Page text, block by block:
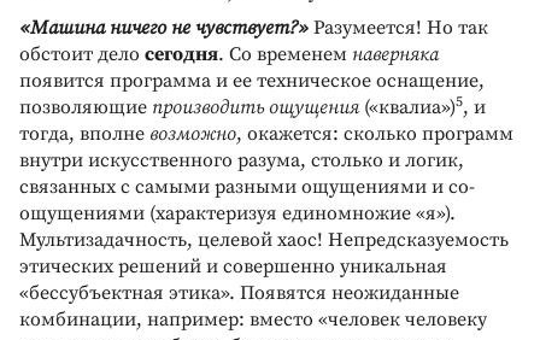
«Машина ничего не чувствует?» Разумеется! Но так
обстоит дело сегодня. Со временем наверняка
появится программа и ее техническое оснащение,
позволяющие производить ощущения («квалиа»)5, и
тогда, вполне возможно, окажется: сколько программ
внутри искусственного разума, столько и логик,
связанных с самыми разными ощущениями и со-
ощущениями (характеризуя единомножие «я»).
Мультизадачность, целевой хаос! Непредсказуемость
этических решений и совершенно уникальная
«бессубъектная этика». Появятся неожиданные
комбинации, например: вместо «человек человеку